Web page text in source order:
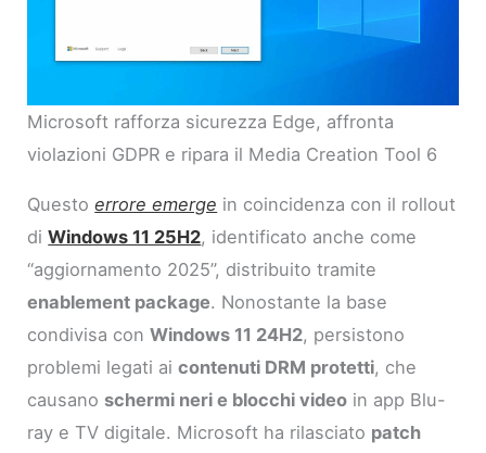
Microsoft rafforza sicurezza Edge, affronta
violazioni GDPR e ripara il Media Creation Tool 6
Questoerrore emerge in coincidenza con il rollout
diWindows 11 25H2, identificato anche come
“aggiornamento 2025”, distribuito tramite
enablement package. Nonostante la base
condivisa conWindows 11 24H2, persistono
problemi legati aicontenuti DRM protetti, che
causano schermi neri e blocchi video in app Blu-
ray e TV digitale. Microsoft ha rilasciato patch